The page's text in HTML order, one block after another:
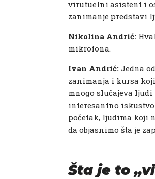
virutuelni asistent i
zanimanje predstavi
Nikolina Andrić:
mikrofona.
Ivan Andrić:Jedna
zanimanja i kursa
mnogo slučajeva
interesantno iskustvo
početak, ljudima koji
da objasnimo šta je
Šta je to